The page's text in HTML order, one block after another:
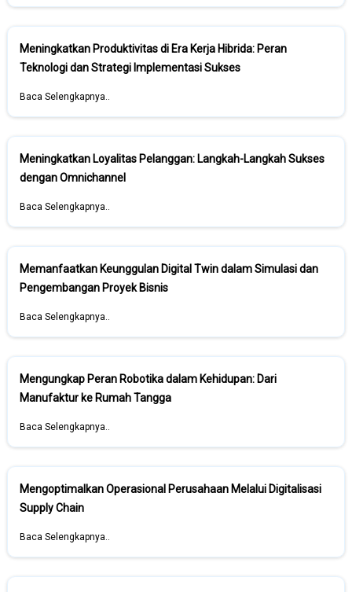
Meningkatkan Produktivitas di Era Kerja Hibrida: Peran
Teknologi dan Strategi Implementasi Sukses
Baca Selengkapnya..
Meningkatkan Loyalitas Pelanggan: Langkah-Langkah Sukses
dengan Omnichannel
Baca Selengkapnya..
Memanfaatkan Keunggulan Digital Twin dalam Simulasi dan
Pengembangan Proyek Bisnis
Baca Selengkapnya..
Mengungkap Peran Robotika dalam Kehidupan: Dari
Manufaktur ke Rumah Tangga
Baca Selengkapnya..
Mengoptimalkan Operasional Perusahaan Melalui Digitalisasi
Supply Chain
Baca Selengkapnya..